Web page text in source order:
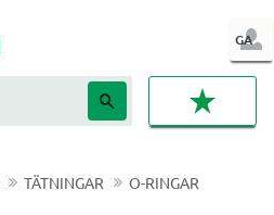
GA
IN
TÄTNINGAR O-RINGAR